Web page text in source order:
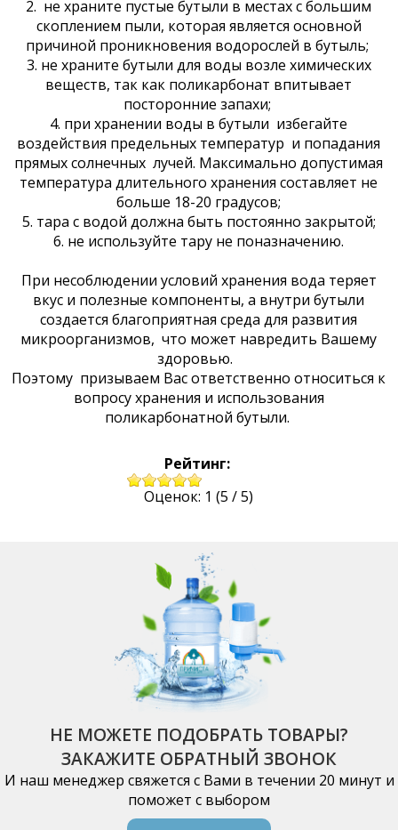
2. не храните пустые бутыли в местах с большим
скоплением пыли, которая является основной
причиной проникновения водорослей в бутыль;
3. не храните бутыли для воды возле химических
веществ, так как поликарбонат впитывает
посторонние запахи;
4. при хранении воды в бутыли избегайте
воздействия предельных температур и попадания
прямых солнечных лучей. Максимально допустимая
температура длительного хранения составляет не
больше 18-20 градусов;
5. тара с водой должна быть постоянно закрытой;
6. не используйте тару не поназначению.
При несоблюдении условий хранения вода теряет
вкус и полезные компоненты, а внутри бутыли
создается благоприятная среда для развития
микроорганизмов, что может навредить Вашему
здоровью.
Поэтому призываем Вас ответственно относиться к
вопросу хранения и использования
поликарбонатной бутыли.
Рейтинг:
Оценок: 1 (5 /5)
НЕ МОЖЕТЕ ПОДОБРАТЬ ТОВАРЫ?
ЗАКАЖИТЕ ОБРАТНЫЙ ЗВОНОК
И наш менеджер свяжется с Вами в течении 20 минут и
поможет с выбором